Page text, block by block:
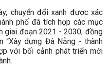
chuyển đổi xanh được xác
phố đã tích hợp các mục
giai đoạn 2021 - 2030, đồng
“Xây dựng Đà Nẵng - thành
với bối cảnh phát triển mới